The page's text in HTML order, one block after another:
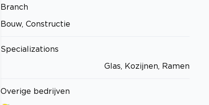
Branch
Bouw, Constructie
Specializations
Glas, Kozijnen, Ramen
Overige bedrijven